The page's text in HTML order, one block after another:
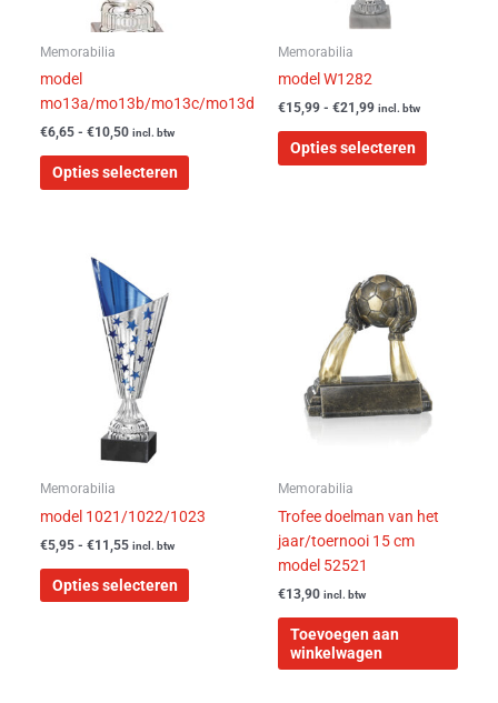
Memorabilia
model
mo13a/mo13b/mo13c/mo13d
€6,65 - €10,50 incl. btw
Opties selecteren
de
Memorabilia
model W1282
€15,99 - €21,99 incl. btw
Opties selecteren
Memorabilia
model 1021/1022/1023
€5,95 - €11,55
€5,95
tot
€11,55
incl. btw
Opties selecteren
op
productpagina
Memorabilia
Trofee doelman van het
jaar/toernooi 15 cm
model 52521
€13,90 incl. btw
Toevoegen aan
winkelwagen